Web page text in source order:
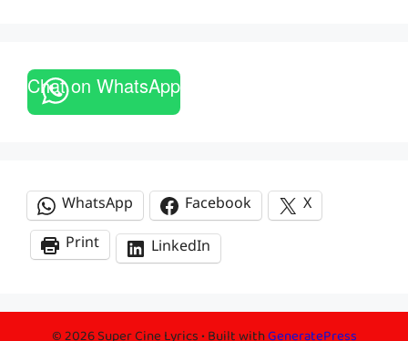
Chat on WhatsApp
WhatsApp Facebook
X
Print
LinkedIn